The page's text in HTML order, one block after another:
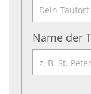
Name der